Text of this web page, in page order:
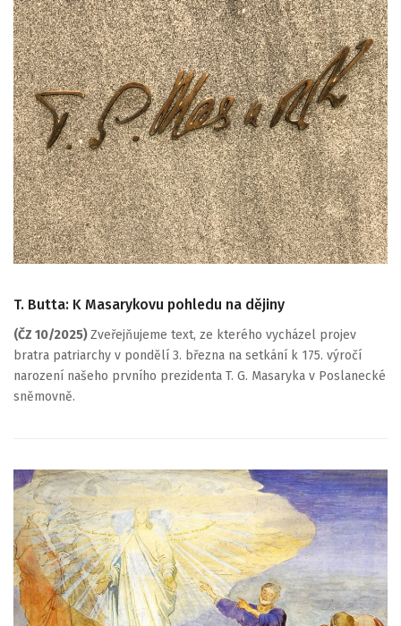
T. Butta: K Masarykovu pohledu na dějiny
(ČZ 10/2025)Zveřejňujeme text, ze kterého vycházel projev
bratra patriarchy v pondělí 3. března na setkání k 175. výročí
narození našeho prvního prezidenta T. G. Masaryka v Poslanecké
sněmovně.